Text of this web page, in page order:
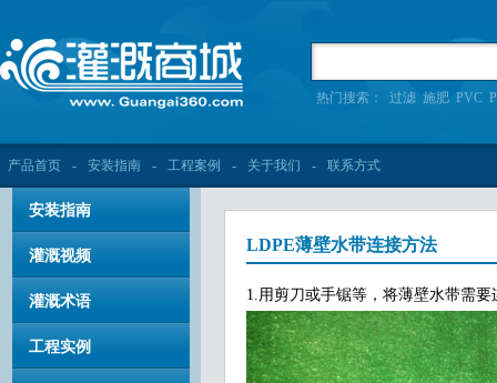
热门搜索： 过滤 施肥 PVC
产品首页 - 安装指南 - 工程案例 - 关于我们 - 联系方式
安装指南
灌溉视频
灌溉术语
工程实例
LDPE薄壁水带连接方法
1.用剪刀或手锯等，将薄壁水带需